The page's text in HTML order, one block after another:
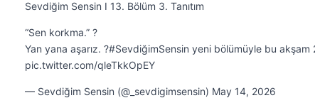
Sevdiğim Sensin I 13. Bölüm 3. Tanıtım
“Sen korkma.” ?
Yan yana aşarız. ?#SevdiğimSensin yeni bölümüyle bu akşam
pic.twitter.com/qleTkkOpEY
— Sevdiğim Sensin (@_sevdigimsensin) May 14, 2026